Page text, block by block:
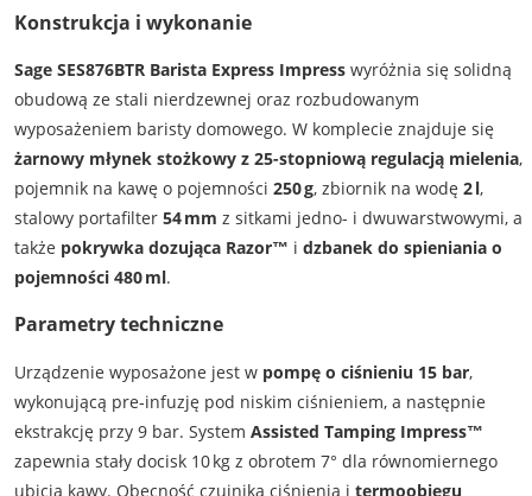
Konstrukcja i wykonanie
Sage SES876BTR Barista Express Impresswyróżnia się solidną
obudową ze stali nierdzewnej oraz rozbudowanym
wyposażeniem baristy domowego. W komplecie znajduje się
żarnowy młynek stożkowy z 25-stopniową regulacją mielenia,
pojemnik na kawę o pojemności 250 g, zbiornik na wodę 2 l,
stalowy portafilter 54 mm z sitkami jedno- i dwuwarstwowymi, a
także pokrywka dozująca Razor™ i dzbanek do spieniania o
pojemności 480 ml.
Parametry techniczne
Urządzenie wyposażone jest w pompę o ciśnieniu 15 bar,
wykonującą pre‑infuzję pod niskim ciśnieniem, a następnie
ekstrakcję przy 9 bar. System Assisted Tamping Impress™
zapewnia stały docisk 10 kg z obrotem 7° dla równomiernego
ubicia kawy. Obecność czujnika ciśnienia i termoobiegu